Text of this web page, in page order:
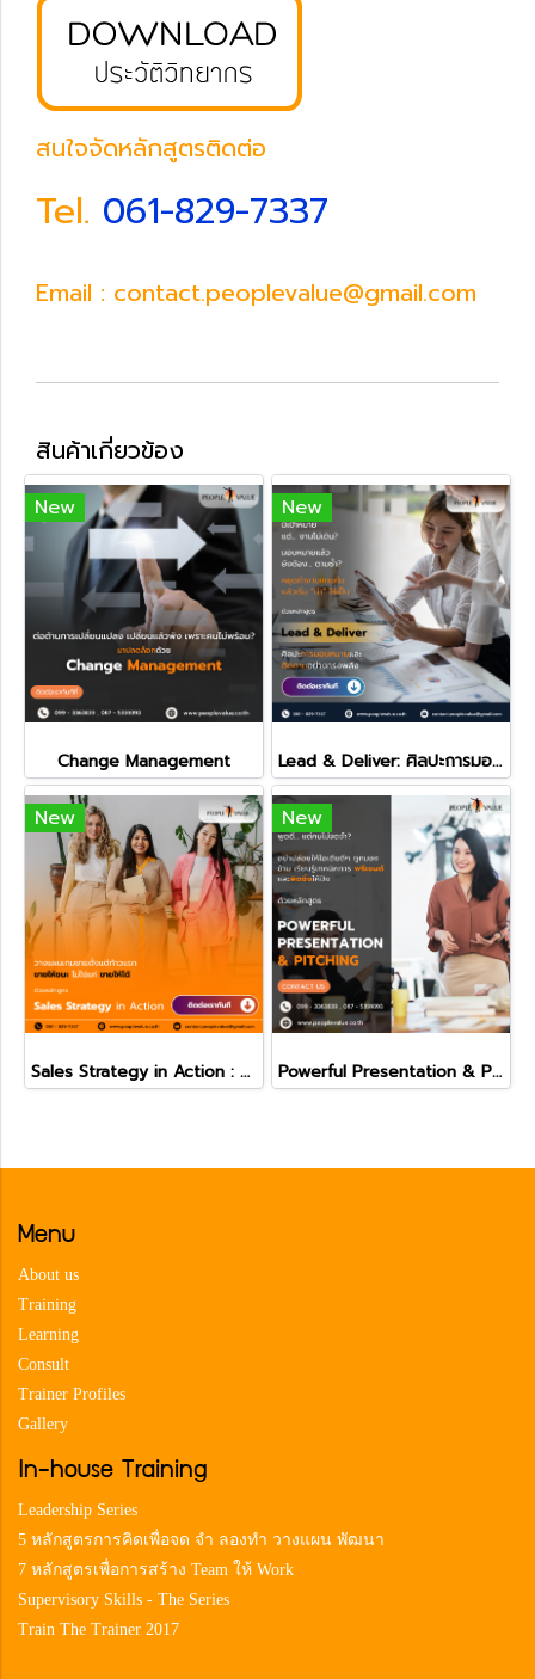
สนใจจัดหลักสูตรติดต่อ
Tel. 061-829-7337
Email : contact.peoplevalue@gmail.com
สินค้าเกี่ยวข้อง
New
Change Management
New
Lead & Deliver: ศิลปะการมอบหมายและติดตามอย่างทรงพลัง
New
Sales Strategy in Action : วางแผนเกมขายให้ชนะตั้งแต่ก้าวแรก
New
Powerful Presentation & Pitching
Menu
About us
Training
Learning
Consult
Trainer Profiles
Gallery
In-house Training
Leadership Series
5 หลักสูตรการคิดเพื่อจด จำ ลองทำ วางแผน พัฒนา
7 หลักสูตรเพื่อการสร้าง Team ให้ Work
Supervisory Skills - The Series
Train The Trainer 2017